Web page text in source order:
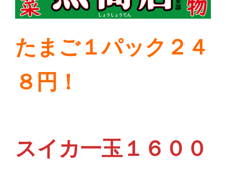
たまご１パック２４
８円！
スイカ一玉１６００